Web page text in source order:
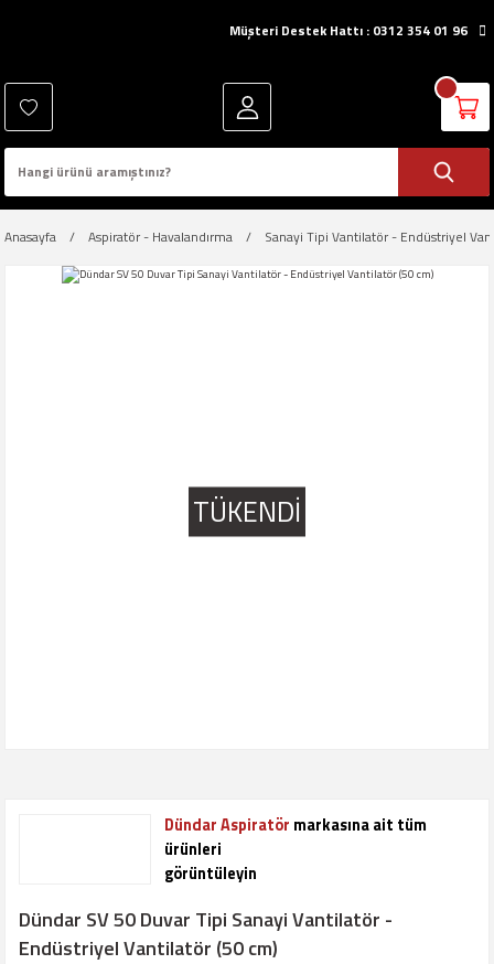
Müşteri Destek Hattı : 0312 354 01 96
Anasayfa Aspiratör - Havalandırma Sanayi Tipi Vantilatör - Endüstriyel
TÜKENDİ
Dündar Aspiratör markasına ait tüm
ürünleri
görüntüleyin
Dündar SV 50 Duvar Tipi Sanayi Vantilatör -
Endüstriyel Vantilatör (50 cm)